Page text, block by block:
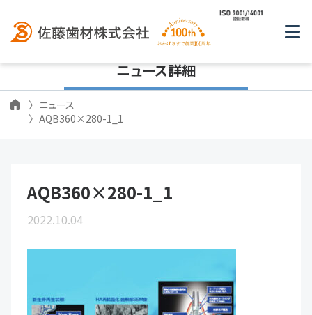
ニュース詳細
ニュース
AQB360×280-1_1
AQB360×280-1_1
2022.10.04